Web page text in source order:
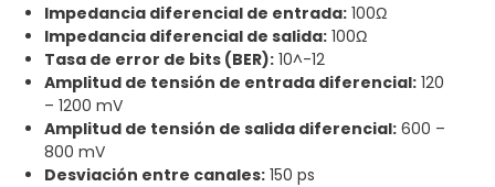
Impedancia diferencial de entrada: 100Ω
Impedancia diferencial de salida: 100Ω
Tasa de error de bits (BER): 10^-12
Amplitud de tensión de entrada diferencial: 120
– 1200 mV
Amplitud de tensión de salida diferencial: 600 –
800 mV
Desviación entre canales: 150 ps